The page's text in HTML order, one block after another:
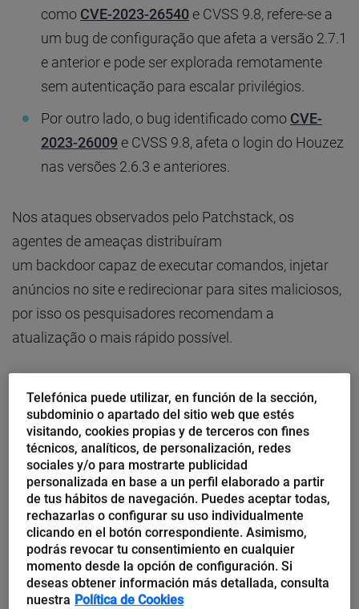
como CVE-2023-26540 e CVSS 9.8, refere-se a
um bug de configuração que afeta a versão 2.7.1
e anterior e pode ser explorada remotamente
sem autenticação para escalar privilégios.
Por outro lado, o bug identificado como CVE-
2023-26009 e CVSS 9.8, afeta o login do Houzez
nas versões 2.6.3 e anteriores.
Nos ataques observados pelo Patchstack, os
agentes de ameaças distribuíram
um backdoor capaz de executar comandos, injetar
anúncios no site e redirecionar para sites maliciosos,
por isso os pesquisadores recomendam a
atualização o mais rápido possível.
* * *
Digital Smoke: Fraude de Investimento
Mundial
A equipe da Resecurity identificou uma rede de
fraude de investimento,que teria operado de 2015
até o início de 2023.
Telefónica puede utilizar, en función de la sección,
subdominio o apartado del sitio web que estés
visitando, cookies propias y de terceros con fines
técnicos, analíticos, de personalización, redes
sociales y/o para mostrarte publicidad
personalizada en base a un perfil elaborado a partir
de tus hábitos de navegación. Puedes aceptar todas,
rechazarlas o configurar su uso individualmente
clicando en el botón correspondiente. Asimismo,
podrás revocar tu consentimiento en cualquier
momento desde la opción de configuración. Si
deseas obtener información más detallada, consulta
nuestra Política de Cookies